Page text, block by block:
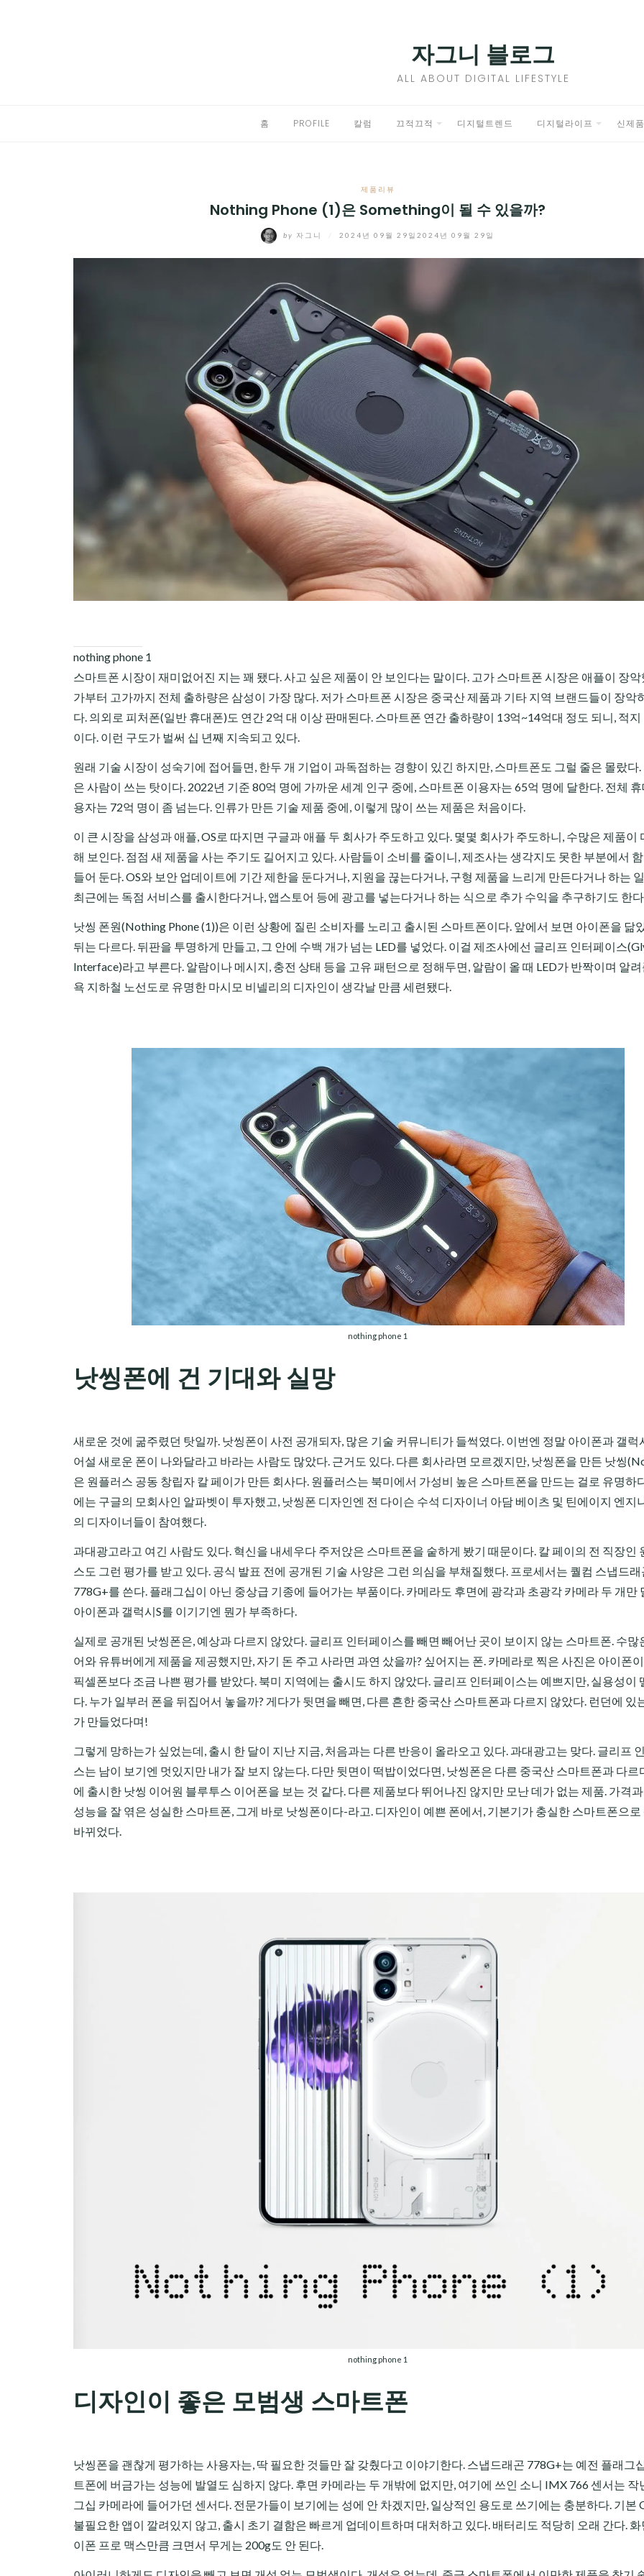
자그니 블로그
ALL ABOUT DIGITAL LIFESTYLE
홈 PROFILE 칼럼 끄적끄적 디지털트렌드 디지털라이프 신제품
제품리뷰
Nothing Phone (1)은 Something이 될 수 있을까?
by 자그니 2024년 09월 29일2024년 09월 29일
nothing phone 1
스마트폰 시장이 재미없어진 지는 꽤 됐다. 사고 싶은 제품이 안 보인다는 말이다. 고가 스마트폰 시장은 애플이 장악
가부터 고가까지 전체 출하량은 삼성이 가장 많다. 저가 스마트폰 시장은 중국산 제품과 기타 지역 브랜드들이 장악
다. 의외로 피처폰(일반 휴대폰)도 연간 2억 대 이상 판매된다. 스마트폰 연간 출하량이 13억~14억대 정도 되니, 적지
이다. 이런 구도가 벌써 십 년째 지속되고 있다.
원래 기술 시장이 성숙기에 접어들면, 한두 개 기업이 과독점하는 경향이 있긴 하지만, 스마트폰도 그럴 줄은 몰랐다.
은 사람이 쓰는 탓이다. 2022년 기준 80억 명에 가까운 세계 인구 중에, 스마트폰 이용자는 65억 명에 달한다. 전체 휴
용자는 72억 명이 좀 넘는다. 인류가 만든 기술 제품 중에, 이렇게 많이 쓰는 제품은 처음이다.
이 큰 시장을 삼성과 애플, OS로 따지면 구글과 애플 두 회사가 주도하고 있다. 몇몇 회사가 주도하니, 수많은 제품이
해 보인다. 점점 새 제품을 사는 주기도 길어지고 있다. 사람들이 소비를 줄이니, 제조사는 생각지도 못한 부분에서
들어 둔다. OS와 보안 업데이트에 기간 제한을 둔다거나, 지원을 끊는다거나, 구형 제품을 느리게 만든다거나 하는
최근에는 독점 서비스를 출시한다거나, 앱스토어 등에 광고를 넣는다거나 하는 식으로 추가 수익을 추구하기도 한다.
낫씽 폰원(Nothing Phone (1))은 이런 상황에 질린 소비자를 노리고 출시된 스마트폰이다. 앞에서 보면 아이폰을 닮
뒤는 다르다. 뒤판을 투명하게 만들고, 그 안에 수백 개가 넘는 LED를 넣었다. 이걸 제조사에선 글리프 인터페이스
Interface)라고 부른다. 알람이나 메시지, 충전 상태 등을 고유 패턴으로 정해두면, 알람이 올 때 LED가 반짝이며 알려
욕 지하철 노선도로 유명한 마시모 비넬리의 디자인이 생각날 만큼 세련됐다.
nothing phone 1
낫씽폰에 건 기대와 실망
새로운 것에 굶주렸던 탓일까. 낫씽폰이 사전 공개되자, 많은 기술 커뮤니티가 들썩였다. 이번엔 정말 아이폰과 갤럭
어설 새로운 폰이 나와달라고 바라는 사람도 많았다. 근거도 있다. 다른 회사라면 모르겠지만, 낫씽폰을 만든 낫씽
은 원플러스 공동 창립자 칼 페이가 만든 회사다. 원플러스는 북미에서 가성비 높은 스마트폰을 만드는 걸로 유명하
에는 구글의 모회사인 알파벳이 투자했고, 낫씽폰 디자인엔 전 다이슨 수석 디자이너 아담 베이츠 및 틴에이지 엔지
의 디자이너들이 참여했다.
과대광고라고 여긴 사람도 있다. 혁신을 내세우다 주저앉은 스마트폰을 숱하게 봤기 때문이다. 칼 페이의 전 직장인
스도 그런 평가를 받고 있다. 공식 발표 전에 공개된 기술 사양은 그런 의심을 부채질했다. 프로세서는 퀄컴 스냅드래
778G+를 쓴다. 플래그십이 아닌 중상급 기종에 들어가는 부품이다. 카메라도 후면에 광각과 초광각 카메라 두 개만
아이폰과 갤럭시S를 이기기엔 뭔가 부족하다.
실제로 공개된 낫씽폰은, 예상과 다르지 않았다. 글리프 인터페이스를 빼면 빼어난 곳이 보이지 않는 스마트폰. 수많
어와 유튜버에게 제품을 제공했지만, 자기 돈 주고 사라면 과연 샀을까? 싶어지는 폰. 카메라로 찍은 사진은 아이폰
픽셀폰보다 조금 나쁜 평가를 받았다. 북미 지역에는 출시도 하지 않았다. 글리프 인터페이스는 예쁘지만, 실용성이
다. 누가 일부러 폰을 뒤집어서 놓을까? 게다가 뒷면을 빼면, 다른 흔한 중국산 스마트폰과 다르지 않았다. 런던에 있
가 만들었다며!
그렇게 망하는가 싶었는데, 출시 한 달이 지난 지금, 처음과는 다른 반응이 올라오고 있다. 과대광고는 맞다. 글리프
스는 남이 보기엔 멋있지만 내가 잘 보지 않는다. 다만 뒷면이 떡밥이었다면, 낫씽폰은 다른 중국산 스마트폰과 다르
에 출시한 낫씽 이어원 블루투스 이어폰을 보는 것 같다. 다른 제품보다 뛰어나진 않지만 모난 데가 없는 제품. 가격과
성능을 잘 엮은 성실한 스마트폰, 그게 바로 낫씽폰이다-라고. 디자인이 예쁜 폰에서, 기본기가 충실한 스마트폰으
바뀌었다.
nothing phone 1
디자인이 좋은 모범생 스마트폰
낫씽폰을 괜찮게 평가하는 사용자는, 딱 필요한 것들만 잘 갖췄다고 이야기한다. 스냅드래곤 778G+는 예전 플래그
트폰에 버금가는 성능에 발열도 심하지 않다. 후면 카메라는 두 개밖에 없지만, 여기에 쓰인 소니 IMX 766 센서는 작
그십 카메라에 들어가던 센서다. 전문가들이 보기에는 성에 안 차겠지만, 일상적인 용도로 쓰기에는 충분하다. 기본
불필요한 앱이 깔려있지 않고, 출시 초기 결함은 빠르게 업데이트하며 대처하고 있다. 배터리도 적당히 오래 간다.
이폰 프로 맥스만큼 크면서 무게는 200g도 안 된다.
MENU
EXPAND
EXPAND
MENU
EXPAND
CHILD
MENU